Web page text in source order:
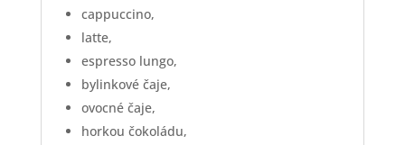
cappuccino,
latte,
espresso lungo,
bylinkové čaje,
ovocné čaje,
horkou čokoládu,